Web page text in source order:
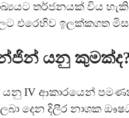
තර්ජනයක් විය හැකි
එරෙහිව ඉලක්කගත
යනු
IV ආකාරයෙන්
දෙන දිලීර නාශක